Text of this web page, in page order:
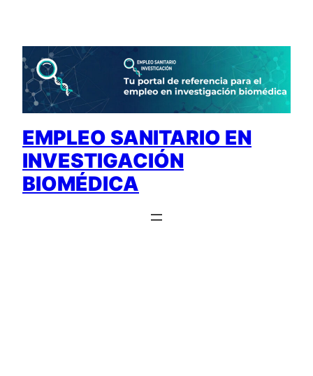
contenido
EMPLEO SANITARIO EN
INVESTIGACIÓN
BIOMÉDICA